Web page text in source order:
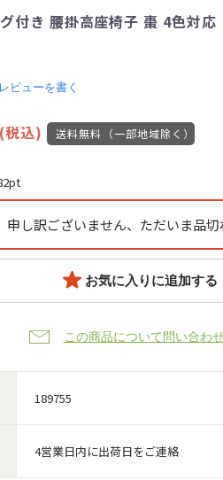
付き 腰掛高座椅子 棗 4色対応
0
s
t
レビューを書く
税込) 送料無料（一部地域除く）
申し訳ございません、ただいま品
お気に入りに追加する
この商品について問い合わ
189755
4営業日内に出荷日をご連絡